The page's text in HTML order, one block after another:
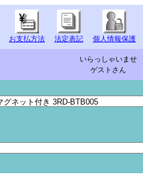
お支払方法 法定表記 個人情報保護
いらっしゃいませ
ゲストさん